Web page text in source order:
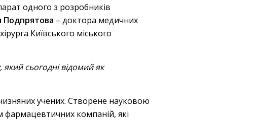
одного з розробників
Подпрятова – доктора медичних
Київського міського
сьогодні відомий як
учених. Створене науковою
фармацевтичних компаній, які